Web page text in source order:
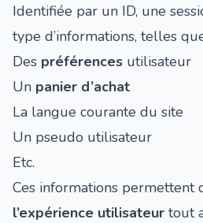
Identifiée par un ID, une
type d’informations, telles
Des préférences utilisateur
Un panier d’achat
La langue courante du site
Un pseudo utilisateur
Etc.
Ces informations permettent
l’expérience utilisateur tout